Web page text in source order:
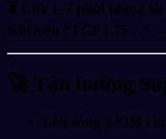
⏳ Chờ 1–2 phút (đang
Khi hiện “TCP 1.75…”
🚀 Tận hưởng
Lên sóng 2 SIM chỉ